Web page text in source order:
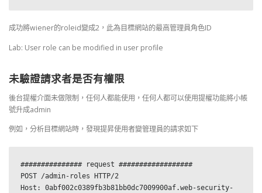
成功將wiener的roleid變成2，此為目標網站的最高管理員角色ID
Lab: User role can be modified in user profile
未驗證請求者是否有權限
後台提權介面未做限制，任何人都能使用，任何人都可以使用提權功能將小帳
號升成admin
例如，分析目標網站時，發現提昇使用者變管理員的請求如下
############### request ##################
POST /admin-roles HTTP/2
Host: 0abf002c0389fb3b81bb0dc7009900af.web-security-